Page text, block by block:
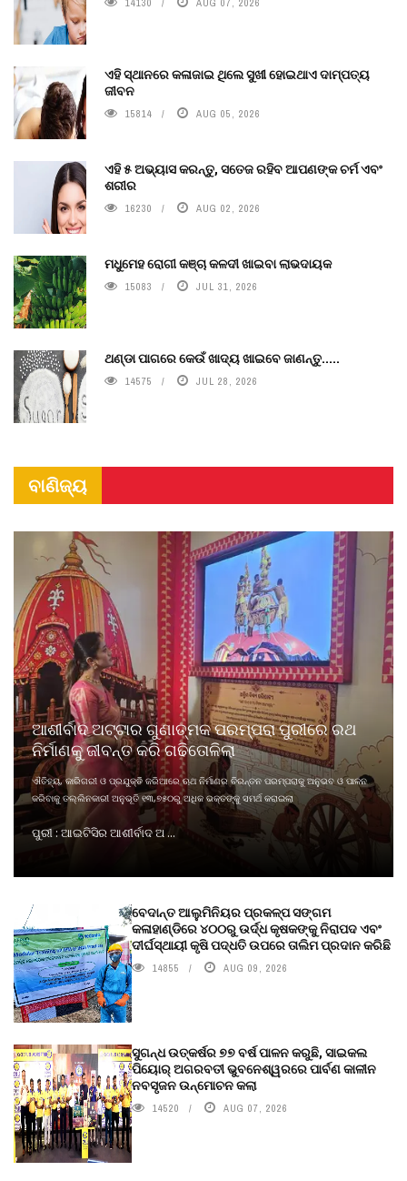
14130 AUG 07, 2026
ଏହି ସ୍ଥାନରେ କଳାଜାଇ ଥିଲେ ସୁଖୀ ହୋଇଥାଏ ଦାମ୍ପତ୍ୟ
ଜୀବନ
15814 AUG 05, 2026
ଏହି ୫ ଅଭ୍ୟାସ କରନ୍ତୁ, ସତେଜ ରହିବ ଆପଣଙ୍କ ଚର୍ମ ଏବଂ
ଶରୀର
16230 AUG 02, 2026
ମଧୁମେହ ରୋଗୀ କଞ୍ଚା କଳଦୀ ଖାଇବା ଲାଭଦାୟକ
15083 JUL 31, 2026
ଥଣ୍ଡା ପାଗରେ କେଉଁ ଖାଦ୍ୟ ଖାଇବେ ଜାଣନ୍ତୁ.....
14575 JUL 28, 2026
ବାଣିଜ୍ୟ
ଆଶୀର୍ବାଦ ଅଟ୍ଟାର ଗୁଣାତ୍ମକ ପରମ୍ପରା ପୁରୀରେ ରଥ
ନିର୍ମାଣକୁ ଜୀବନ୍ତ କରି ଗଢିତୋଳିଲା
ଐତିହ୍ୟ, କାରିଗରୀ ଓ ପ୍ରଯୁକ୍ତି ଜରିଆରେ ଋଥ ନିର୍ମାଣର ଚିରନ୍ତନ ପରମ୍ପରାକୁ ଅନୁଭବ ଓ ପାଳନ
କରିବାକୁ ତଲ୍ଲିନକାରୀ ଅନୁଭୂତି ୧୩,୭୫୦ରୁ ଅଧିକ ଭକ୍ତଙ୍କୁ ସମର୍ଥ କରାଇଲା
ପୁରୀ : ଆଇଟିସିର ଆଶୀର୍ବାଦ ଅ ...
ବେଦାନ୍ତ ଆଲୁମିନିୟର ପ୍ରକଳ୍ପ ସଙ୍ଗମ
କଳାହାଣ୍ଡିରେ ୪୦୦ରୁ ଉର୍ଦ୍ଧ କୃଷକଙ୍କୁ ନିରାପଦ ଏବଂ
ଦୀର୍ଘସ୍ଥାୟୀ କୃଷି ପଦ୍ଧତି ଉପରେ ତାଲିମ ପ୍ରଦାନ କରିଛି
14855 AUG 09, 2026
ସୁଗନ୍ଧ ଉତ୍କର୍ଷର ୭୭ ବର୍ଷ ପାଳନ କରୁଛି, ସାଇକଲ
ପିୟୋର୍‌ ଅଗରବତୀ ଭୁବନେଶ୍ୱରରେ ପାର୍ବଣ କାଳୀନ
ନବସୃଜନ ଉନ୍ମୋଚନ କଲା
14520 AUG 07, 2026